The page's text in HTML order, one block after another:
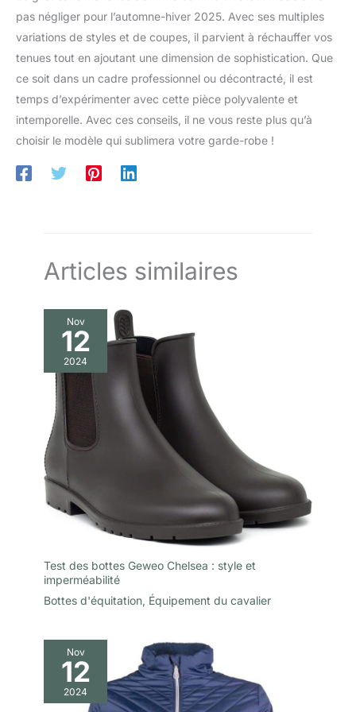
camping et cyclisme. Largement Occasions: multifonctionnel
veste de voyage de pêche de photographie en plein air, parfait
pour les vêtements quotidiens décontractés et les activités de
plein air,tels que gilets de voyage,gilet de safari,gilet de
cyclisme,gilet de camping,gilet de randonnée,gilet de
sport,gilet de travail,gilet de pêche,gilet de photographie,gilet
bénévoles,gilets tactiques,gilets militaires ou autres gilets
utilisés pour diverses activités.
pas négliger pour l’automne-hiver 2025. Avec ses multiples
variations de styles et de coupes, il parvient à réchauffer vos
tenues tout en ajoutant une dimension de sophistication. Que
ce soit dans un cadre professionnel ou décontracté, il est
temps d’expérimenter avec cette pièce polyvalente et
intemporelle. Avec ces conseils, il ne vous reste plus qu’à
choisir le modèle qui sublimera votre garde-robe !
Articles similaires
Nov
12
2024
Test des bottes Geweo Chelsea : style et
imperméabilité
Bottes d'équitation, Équipement du cavalier
Nov
12
2024